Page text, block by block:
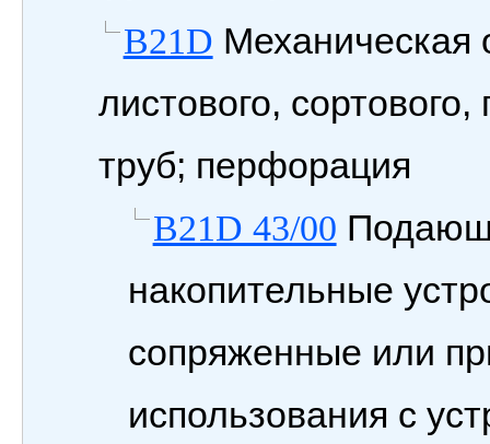
B21D Механическая
листового,
труб; перфорация
B21D 43/00
накопительные
сопряженные или
использования с